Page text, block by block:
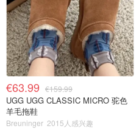
€63.99 €159.99
UGG UGG CLASSIC MICRO 驼色
羊毛拖鞋
Breuninger 2015人感兴趣